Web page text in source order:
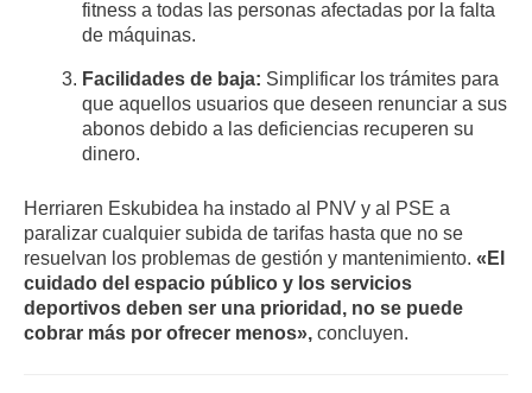
fitness a todas las personas afectadas por la falta
de máquinas.
Facilidades de baja: Simplificar los trámites para
que aquellos usuarios que deseen renunciar a sus
abonos debido a las deficiencias recuperen su
dinero.
Herriaren Eskubidea ha instado al PNV y al PSE a
paralizar cualquier subida de tarifas hasta que no se
resuelvan los problemas de gestión y mantenimiento. «El
cuidado del espacio público y los servicios
deportivos deben ser una prioridad, no se puede
cobrar más por ofrecer menos», concluyen.